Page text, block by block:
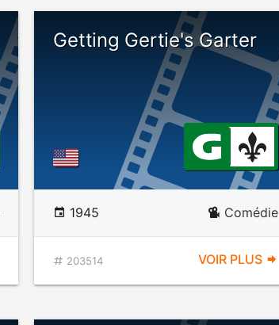
Getting Gertie's Garter
1945 Comédie
203514 VOIR PLUS